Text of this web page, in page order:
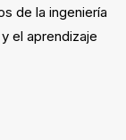
de la ingeniería
el aprendizaje